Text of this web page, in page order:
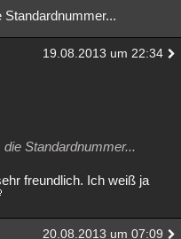
Standardnummer...
19.08.2013 um 22:34
Standardnummer...
freundlich. Ich weiß ja
20.08.2013 um 07:09